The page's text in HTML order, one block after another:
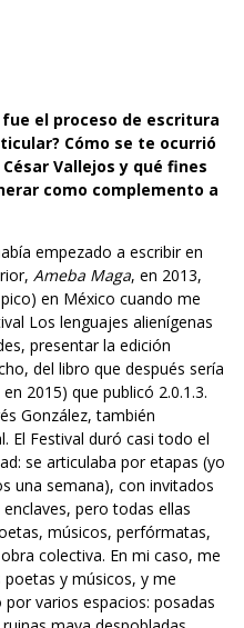
el proceso de escritura
Cómo se te ocurrió
Vallejos y qué fines
como complemento a
empezado a escribir en
Ameba Maga, en 2013,
en México cuando me
Los lenguajes alienígenas
presentar la edición
del libro que después sería
2015) que publicó 2.0.1.3.
González, también
El Festival duró casi todo el
se articulaba por etapas (yo
una semana), con invitados
pero todas ellas
músicos, perfórmatas,
colectiva. En mi caso, me
y músicos, y me
por varios espacios: posadas